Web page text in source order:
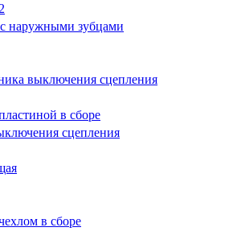
наружными зубцами
выключения сцепления
в сборе
сцепления
в сборе